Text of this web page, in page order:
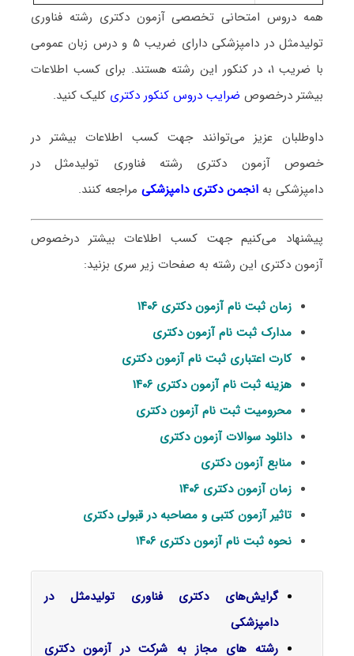
همه دروس امتحانی تخصصی آزمون دکتری رشتهفناوری
تولیدمثل در دامپزشکی
دارای ضریب ۵ و درس زبان عمومی
با ضریب ۱، در کنکور این رشته هستند. برای کسب اطلاعات
بیشتر درخصوص ضرایب دروس کنکور دکتری کلیک کنید.
داوطلبان عزیز می‌توانند جهت کسب اطلاعات بیشتر در
خصوص آزمون دکتری رشته فناوری تولیدمثل در
دامپزشکی به انجمن دکتری دامپزشکی مراجعه کنند.
پیشنهاد می‌کنیم جهت کسب اطلاعات بیشتر درخصوص
آزمون دکتری این رشته به صفحات زیر سری بزنید:
زمان ثبت نام آزمون دکتری ۱۴۰۶
مدارک ثبت نام آزمون دکتری
کارت اعتباری ثبت نام آزمون دکتری
هزینه ثبت نام آزمون دکتری ۱۴۰۶
محرومیت ثبت نام آزمون دکتری
دانلود سوالات آزمون دکتری
منابع آزمون دکتری
زمان آزمون دکتری ۱۴۰۶
تاثیر آزمون کتبی و مصاحبه در قبولی دکتری
نحوه ثبت نام آزمون دکتری ۱۴۰۶
گرایش‌های دکتریفناوری تولیدمثل در
دامپزشکی
رشته های مجاز به شرکت در آزمون دکتری